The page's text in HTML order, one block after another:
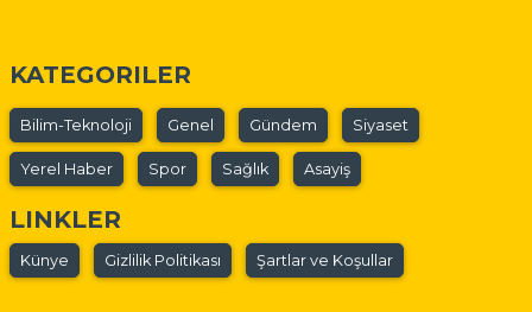
KATEGORILER
Bilim-Teknoloji Genel Gündem Siyaset
Yerel Haber Spor Sağlık Asayiş
LINKLER
Künye Gizlilik Politikası Şartlar ve Koşullar